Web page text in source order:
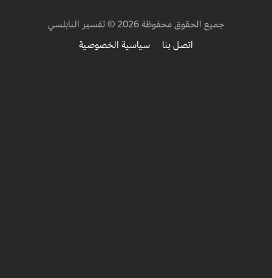
جميع الحقوق محفوظة 2026 © تفسير النابلسي
اتصل بنا
سياسية الخصوصية